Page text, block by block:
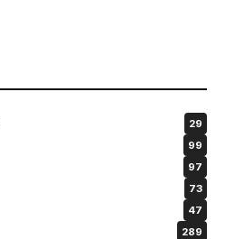
29
99
97
73
47
289